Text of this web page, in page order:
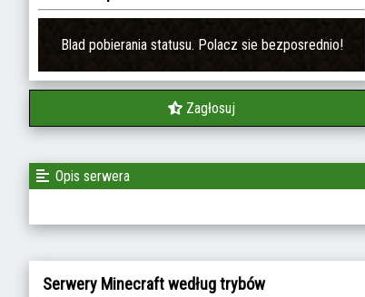
Blad pobierania statusu. Polacz sie bezposrednio!
Zagłosuj
Opis serwera
Serwery Minecraft według trybów